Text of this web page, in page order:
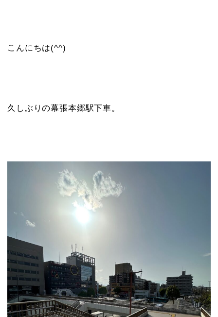
こんにちは(^^)
久しぶりの幕張本郷駅下車。